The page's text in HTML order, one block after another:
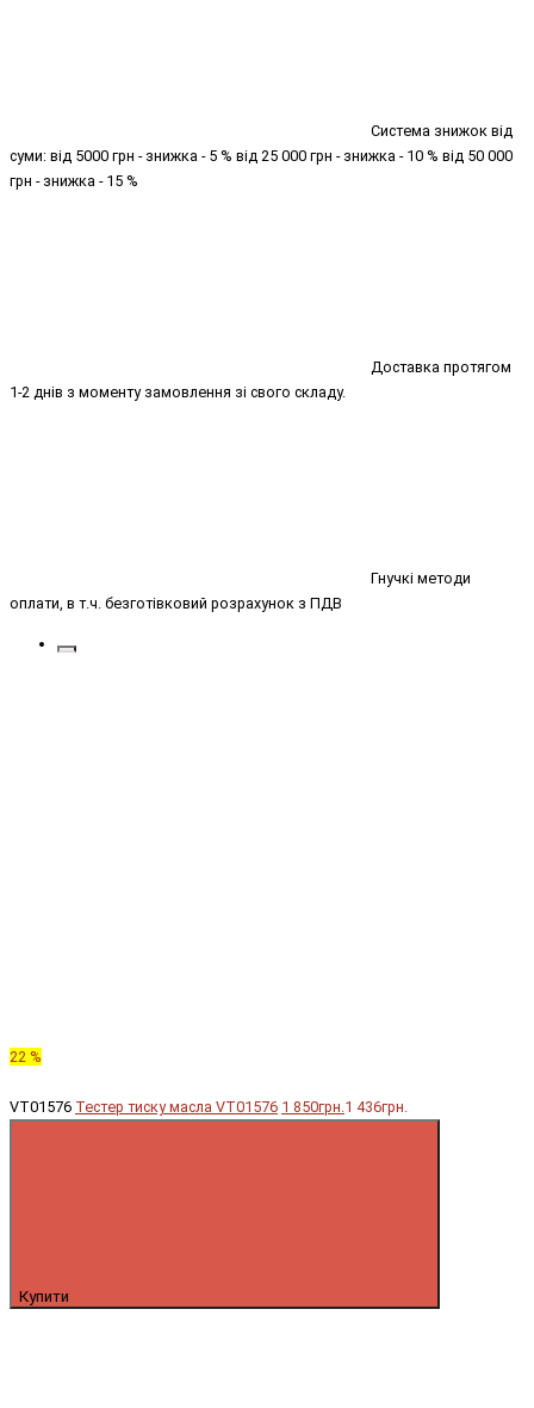
Система знижок від
суми: від 5000 грн - знижка - 5 % від 25 000 грн - знижка - 10 % від 50 000
грн - знижка - 15 %
Доставка протягом
1-2 днів з моменту замовлення зі свого складу.
Гнучкі методи
оплати, в т.ч. безготівковий розрахунок з ПДВ
22 %
VT01576 Тестер тиску масла VT01576 1 850грн. 1 436грн.
Купити